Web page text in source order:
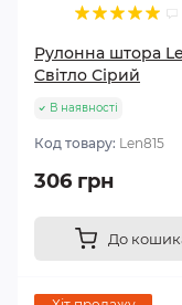
Рулонна штора
Світло Сірий
В наявності
Код товару: Len815
306 грн
До